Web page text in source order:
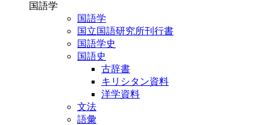
国語学
国語学
国立国語研究所刊行書
国語学史
国語史
古辞書
キリシタン資料
洋学資料
文法
語彙